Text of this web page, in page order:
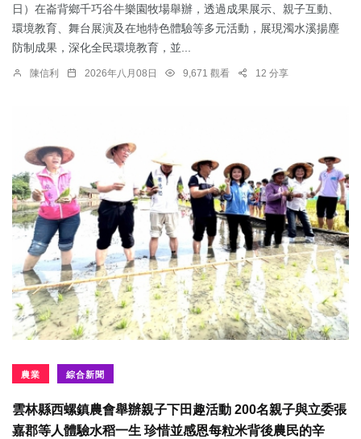
日）在崙背鄉千巧谷牛樂園牧場舉辦，透過成果展示、親子互動、
環境教育、舞台展演及在地特色體驗等多元活動，展現濁水溪揚塵
防制成果，深化全民環境教育，並...
陳信利 2026年八月08日 9,671 觀看 12 分享
農業 綜合新聞
雲林縣西螺鎮農會舉辦親子下田趣活動 200名親子與立委張
嘉郡等人體驗水稻一生 珍惜並感恩每粒米背後農民的辛